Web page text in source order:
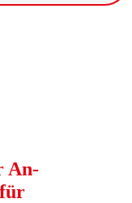
An­